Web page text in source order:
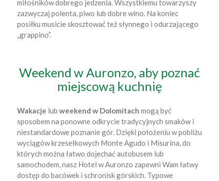
miłośników dobrego jedzenia. Wszystkiemu towarzyszy
zazwyczaj polenta, piwo lub dobre wino. Na koniec
posiłku musicie skosztować też słynnego i odurzającego
„grappino”.
Weekend w Auronzo, aby poznać
miejscową kuchnię
Wakacje lub weekend w Dolomitach mogą być
sposobem na ponowne odkrycie tradycyjnych smaków i
niestandardowe poznanie gór. Dzięki położeniu w pobliżu
wyciągów krzesełkowych Monte Agudo i Misurina, do
których można łatwo dojechać autobusem lub
samochodem, nasz Hotel w Auronzo zapewni Wam łatwy
dostęp do bacówek i schronisk górskich. Typowe